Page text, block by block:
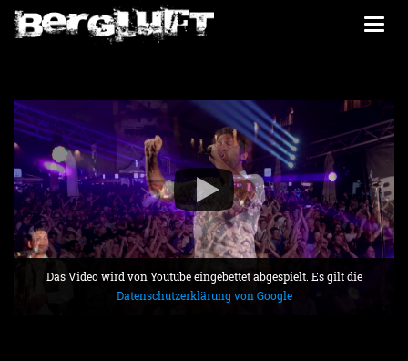
Das Video wird von Youtube eingebettet abgespielt. Es gilt die
Datenschutzerklärung von Google